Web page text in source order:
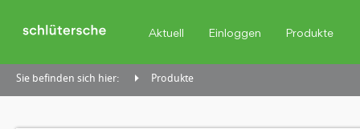
Aktuell Einloggen Produkte
Sie befinden sich hier: Produkte